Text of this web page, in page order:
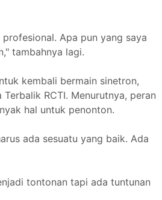
Apa pun yang saya
tambahnya lagi.
kembali bermain sinetron,
RCTI. Menurutnya, peran
hal untuk penonton.
ada sesuatu yang baik. Ada
tontonan tapi ada tuntunan